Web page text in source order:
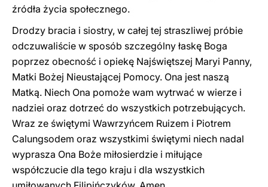
źródła życia społecznego.
Drodzy bracia i siostry, w całej tej straszliwej próbie
odczuwaliście w sposób szczególny łaskę Boga
poprzez obecność i opiekę Najświętszej Maryi Panny,
Matki Bożej Nieustającej Pomocy. Ona jest naszą
Matką. Niech Ona pomoże wam wytrwać w wierze i
nadziei oraz dotrzeć do wszystkich potrzebujących.
Wraz ze świętymi Wawrzyńcem Ruizem i Piotrem
Calungsodem oraz wszystkimi świętymi niech nadal
wyprasza Ona Boże miłosierdzie i miłujące
współczucie dla tego kraju i dla wszystkich